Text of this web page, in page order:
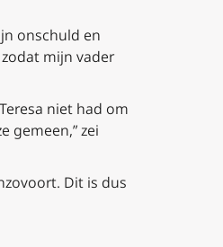
onschuld en
mijn vader
niet had om
gemeen,” zei
Dit is dus